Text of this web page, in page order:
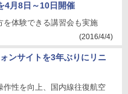
4月8日～10日開催
を体験できる講習会も実施
(2016/4/4)
ンサイトを3年ぶりにリニ
作性を向上、国内線往復航空